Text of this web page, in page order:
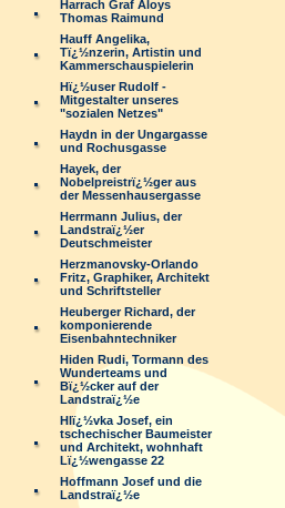
Harrach Graf Aloys
Thomas Raimund
Hauff Angelika,
Tï¿½nzerin, Artistin und
Kammerschauspielerin
Hï¿½user Rudolf -
Mitgestalter unseres
"sozialen Netzes"
Haydn in der Ungargasse
und Rochusgasse
Hayek, der
Nobelpreistrï¿½ger aus
der Messenhausergasse
Herrmann Julius, der
Landstraï¿½er
Deutschmeister
Herzmanovsky-Orlando
Fritz, Graphiker, Architekt
und Schriftsteller
Heuberger Richard, der
komponierende
Eisenbahntechniker
Hiden Rudi, Tormann des
Wunderteams und
Bï¿½cker auf der
Landstraï¿½e
Hlï¿½vka Josef, ein
tschechischer Baumeister
und Architekt, wohnhaft
Lï¿½wengasse 22
Hoffmann Josef und die
Landstraï¿½e